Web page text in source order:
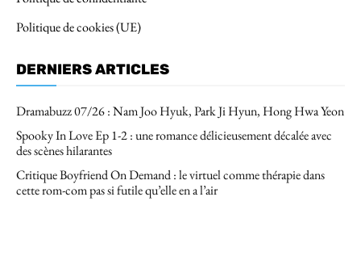
Politique de cookies (UE)
DERNIERS ARTICLES
Dramabuzz 07/26 : Nam Joo Hyuk, Park Ji Hyun, Hong Hwa Yeon
Spooky In Love Ep 1-2 : une romance délicieusement décalée avec
des scènes hilarantes
Critique Boyfriend On Demand : le virtuel comme thérapie dans
cette rom-com pas si futile qu’elle en a l’air